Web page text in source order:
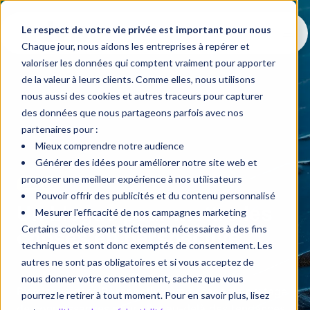
Le respect de votre vie privée est important pour nous
Chaque jour, nous aidons les entreprises à repérer et
valoriser les données qui comptent vraiment pour apporter
de la valeur à leurs clients. Comme elles, nous utilisons
nous aussi des cookies et autres traceurs pour capturer
des données que nous partageons parfois avec nos
partenaires pour :
Mieux comprendre notre audience
Générer des idées pour améliorer notre site web et
proposer une meilleur expérience à nos utilisateurs
Pouvoir offrir des publicités et du contenu personnalisé
Mesurer l'efficacité de nos campagnes marketing
Certains cookies sont strictement nécessaires à des fins
techniques et sont donc exemptés de consentement. Les
autres ne sont pas obligatoires et si vous acceptez de
nous donner votre consentement, sachez que vous
pourrez le retirer à tout moment. Pour en savoir plus, lisez
Blogue
Un blogue pour mettre les
choses en perspective
Bienvenue dansPerspective, un espace de partage